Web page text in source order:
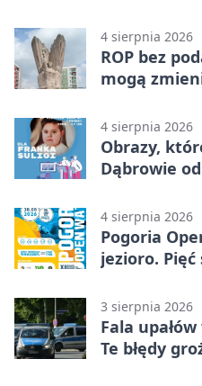
4 sierpnia 2026
ROP bez
mogą
4 sierpnia 2026
Obrazy,
Dąbrowie
4 sierpnia 2026
Pogoria
jezioro.
3 sierpnia 2026
Fala
Te błędy